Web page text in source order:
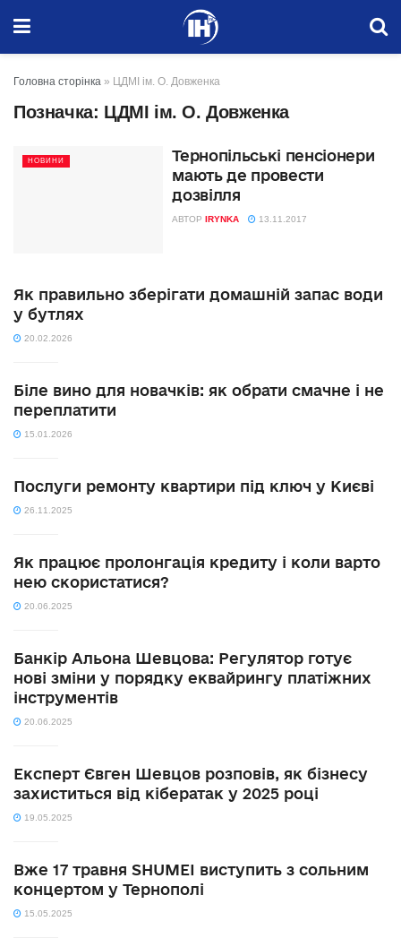
Головна сторінка » ЦДМІ ім. О. Довженка
Позначка: ЦДМІ ім. О. Довженка
НОВИНИ
Тернопільські пенсіонери
мають де провести
дозвілля
АВТОР IRYNKA 13.11.2017
Як правильно зберігати домашній запас води
у бутлях
20.02.2026
Біле вино для новачків: як обрати смачне і не
переплатити
15.01.2026
Послуги ремонту квартири під ключ у Києві
26.11.2025
Як працює пролонгація кредиту і коли варто
нею скористатися?
20.06.2025
Банкір Альона Шевцова: Регулятор готує
нові зміни у порядку еквайрингу платіжних
інструментів
20.06.2025
Експерт Євген Шевцов розповів, як бізнесу
захиститься від кібератак у 2025 році
19.05.2025
Вже 17 травня SHUMEI виступить з сольним
концертом у Тернополі
15.05.2025